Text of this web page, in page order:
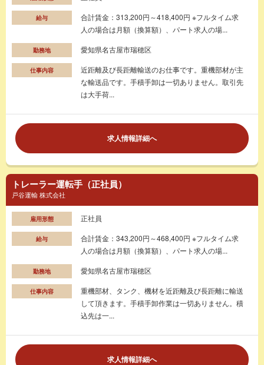
給与
合計賃金：313,200円～418,400円 ※フルタイム求
人の場合は月額（換算額）、パート求人の場...
勤務地 愛知県名古屋市瑞穂区
仕事内容
近距離及び長距離輸送のお仕事です。重機部材が主
な輸送品です。手積手卸は一切ありません。取引先
は大手荷...
求人情報詳細へ
トレーラー運転手（正社員）
戸谷運輸 株式会社
雇用形態 正社員
給与
合計賃金：343,200円～468,400円 ※フルタイム求
人の場合は月額（換算額）、パート求人の場...
勤務地 愛知県名古屋市瑞穂区
仕事内容
重機部材、タンク、機材を近距離及び長距離に輸送
して頂きます。手積手卸作業は一切ありません。積
込先は一...
求人情報詳細へ